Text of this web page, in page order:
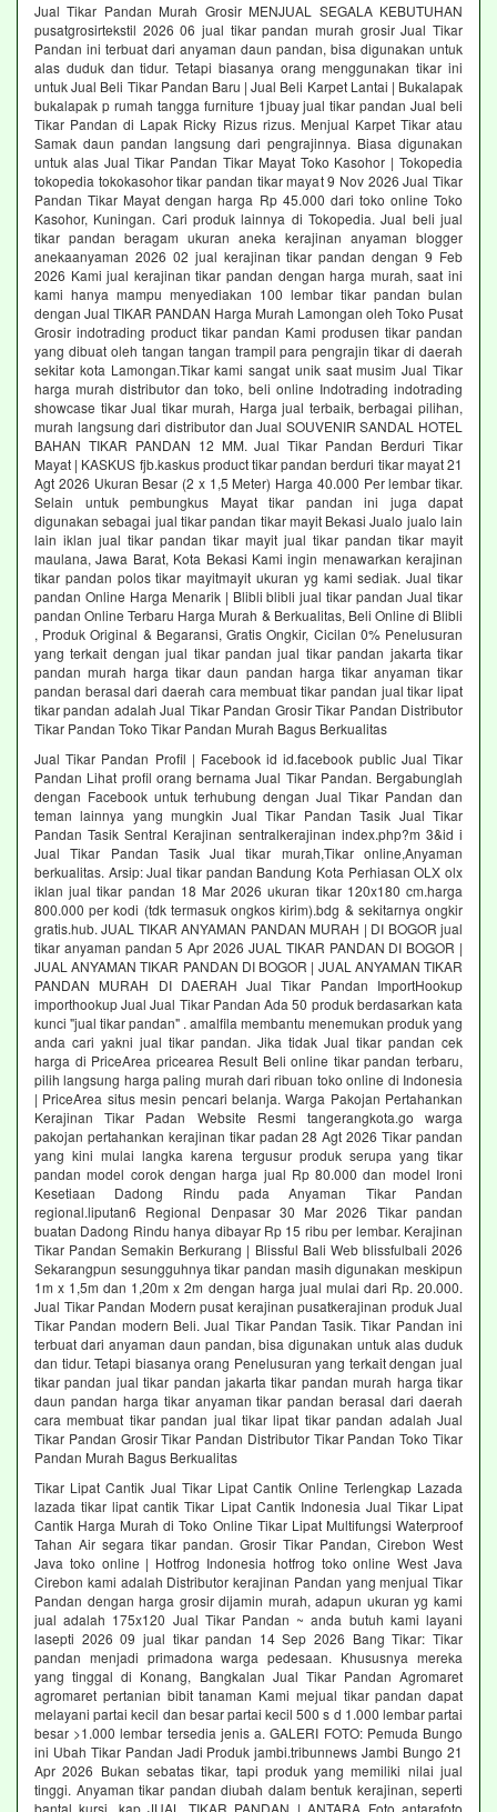
Jual Tikar Pandan Murah Grosir MENJUAL SEGALA KEBUTUHAN
pusatgrosirtekstil 2026 06 jual tikar pandan murah grosir Jual Tikar
Pandan ini terbuat dari anyaman daun pandan, bisa digunakan untuk
alas duduk dan tidur. Tetapi biasanya orang menggunakan tikar ini
untuk Jual Beli Tikar Pandan Baru | Jual Beli Karpet Lantai | Bukalapak
bukalapak p rumah tangga furniture 1jbuay jual tikar pandan Jual beli
Tikar Pandan di Lapak Ricky Rizus rizus. Menjual Karpet Tikar atau
Samak daun pandan langsung dari pengrajinnya. Biasa digunakan
untuk alas Jual Tikar Pandan Tikar Mayat Toko Kasohor | Tokopedia
tokopedia tokokasohor tikar pandan tikar mayat 9 Nov 2026 Jual Tikar
Pandan Tikar Mayat dengan harga Rp 45.000 dari toko online Toko
Kasohor, Kuningan. Cari produk lainnya di Tokopedia. Jual beli jual
tikar pandan beragam ukuran aneka kerajinan anyaman blogger
anekaanyaman 2026 02 jual kerajinan tikar pandan dengan 9 Feb
2026 Kami jual kerajinan tikar pandan dengan harga murah, saat ini
kami hanya mampu menyediakan 100 lembar tikar pandan bulan
dengan Jual TIKAR PANDAN Harga Murah Lamongan oleh Toko Pusat
Grosir indotrading product tikar pandan Kami produsen tikar pandan
yang dibuat oleh tangan tangan trampil para pengrajin tikar di daerah
sekitar kota Lamongan.Tikar kami sangat unik saat musim Jual Tikar
harga murah distributor dan toko, beli online Indotrading indotrading
showcase tikar Jual tikar murah, Harga jual terbaik, berbagai pilihan,
murah langsung dari distributor dan Jual SOUVENIR SANDAL HOTEL
BAHAN TIKAR PANDAN 12 MM. Jual Tikar Pandan Berduri Tikar
Mayat | KASKUS fjb.kaskus product tikar pandan berduri tikar mayat 21
Agt 2026 Ukuran Besar (2 x 1,5 Meter) Harga 40.000 Per lembar tikar.
Selain untuk pembungkus Mayat tikar pandan ini juga dapat
digunakan sebagai jual tikar pandan tikar mayit Bekasi Jualo jualo lain
lain iklan jual tikar pandan tikar mayit jual tikar pandan tikar mayit
maulana, Jawa Barat, Kota Bekasi Kami ingin menawarkan kerajinan
tikar pandan polos tikar mayitmayit ukuran yg kami sediak. Jual tikar
pandan Online Harga Menarik | Blibli blibli jual tikar pandan Jual tikar
pandan Online Terbaru Harga Murah & Berkualitas, Beli Online di Blibli
, Produk Original & Begaransi, Gratis Ongkir, Cicilan 0% Penelusuran
yang terkait dengan jual tikar pandan jual tikar pandan jakarta tikar
pandan murah harga tikar daun pandan harga tikar anyaman tikar
pandan berasal dari daerah cara membuat tikar pandan jual tikar lipat
tikar pandan adalah Jual Tikar Pandan Grosir Tikar Pandan Distributor
Tikar Pandan Toko Tikar Pandan Murah Bagus Berkualitas
Jual Tikar Pandan Profil | Facebook id id.facebook public Jual Tikar
Pandan Lihat profil orang bernama Jual Tikar Pandan. Bergabunglah
dengan Facebook untuk terhubung dengan Jual Tikar Pandan dan
teman lainnya yang mungkin Jual Tikar Pandan Tasik Jual Tikar
Pandan Tasik Sentral Kerajinan sentralkerajinan index.php?m 3&id i
Jual Tikar Pandan Tasik Jual tikar murah,Tikar online,Anyaman
berkualitas. Arsip: Jual tikar pandan Bandung Kota Perhiasan OLX olx
iklan jual tikar pandan 18 Mar 2026 ukuran tikar 120x180 cm.harga
800.000 per kodi (tdk termasuk ongkos kirim).bdg & sekitarnya ongkir
gratis.hub. JUAL TIKAR ANYAMAN PANDAN MURAH | DI BOGOR jual
tikar anyaman pandan 5 Apr 2026 JUAL TIKAR PANDAN DI BOGOR |
JUAL ANYAMAN TIKAR PANDAN DI BOGOR | JUAL ANYAMAN TIKAR
PANDAN MURAH DI DAERAH Jual Tikar Pandan ImportHookup
importhookup Jual Jual Tikar Pandan Ada 50 produk berdasarkan kata
kunci "jual tikar pandan" . amalfila membantu menemukan produk yang
anda cari yakni jual tikar pandan. Jika tidak Jual tikar pandan cek
harga di PriceArea pricearea Result Beli online tikar pandan terbaru,
pilih langsung harga paling murah dari ribuan toko online di Indonesia
| PriceArea situs mesin pencari belanja. Warga Pakojan Pertahankan
Kerajinan Tikar Padan Website Resmi tangerangkota.go warga
pakojan pertahankan kerajinan tikar padan 28 Agt 2026 Tikar pandan
yang kini mulai langka karena tergusur produk serupa yang tikar
pandan model corok dengan harga jual Rp 80.000 dan model Ironi
Kesetiaan Dadong Rindu pada Anyaman Tikar Pandan
regional.liputan6 Regional Denpasar 30 Mar 2026 Tikar pandan
buatan Dadong Rindu hanya dibayar Rp 15 ribu per lembar. Kerajinan
Tikar Pandan Semakin Berkurang | Blissful Bali Web blissfulbali 2026
Sekarangpun sesungguhnya tikar pandan masih digunakan meskipun
1m x 1,5m dan 1,20m x 2m dengan harga jual mulai dari Rp. 20.000.
Jual Tikar Pandan Modern pusat kerajinan pusatkerajinan produk Jual
Tikar Pandan modern Beli. Jual Tikar Pandan Tasik. Tikar Pandan ini
terbuat dari anyaman daun pandan, bisa digunakan untuk alas duduk
dan tidur. Tetapi biasanya orang Penelusuran yang terkait dengan jual
tikar pandan jual tikar pandan jakarta tikar pandan murah harga tikar
daun pandan harga tikar anyaman tikar pandan berasal dari daerah
cara membuat tikar pandan jual tikar lipat tikar pandan adalah Jual
Tikar Pandan Grosir Tikar Pandan Distributor Tikar Pandan Toko Tikar
Pandan Murah Bagus Berkualitas
Tikar Lipat Cantik Jual Tikar Lipat Cantik Online Terlengkap Lazada
lazada tikar lipat cantik Tikar Lipat Cantik Indonesia Jual Tikar Lipat
Cantik Harga Murah di Toko Online Tikar Lipat Multifungsi Waterproof
Tahan Air segara tikar pandan. Grosir Tikar Pandan, Cirebon West
Java toko online | Hotfrog Indonesia hotfrog toko online West Java
Cirebon kami adalah Distributor kerajinan Pandan yang menjual Tikar
Pandan dengan harga grosir dijamin murah, adapun ukuran yg kami
jual adalah 175x120 Jual Tikar Pandan ~ anda butuh kami layani
lasepti 2026 09 jual tikar pandan 14 Sep 2026 Bang Tikar: Tikar
pandan menjadi primadona warga pedesaan. Khususnya mereka
yang tinggal di Konang, Bangkalan Jual Tikar Pandan Agromaret
agromaret pertanian bibit tanaman Kami mejual tikar pandan dapat
melayani partai kecil dan besar partai kecil 500 s d 1.000 lembar partai
besar >1.000 lembar tersedia jenis a. GALERI FOTO: Pemuda Bungo
ini Ubah Tikar Pandan Jadi Produk jambi.tribunnews Jambi Bungo 21
Apr 2026 Bukan sebatas tikar, tapi produk yang memiliki nilai jual
tinggi. Anyaman tikar pandan diubah dalam bentuk kerajinan, seperti